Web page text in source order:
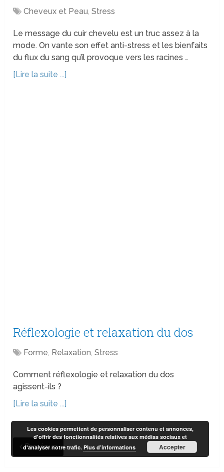
Cheveux et Peau,Stress
Le message du cuir chevelu est un truc assez à la
mode. On vante son effet anti-stress et les bienfaits
du flux du sang qu’il provoque vers les racines …
[Lire la suite ...]
Réflexologie et relaxation du dos
Forme, Relaxation,Stress
Comment réflexologie et relaxation du dos
agissent-ils ?
[Lire la suite ...]
Previous
Les cookies permettent de personnaliser contenu et annonces,
d'offrir des fonctionnalités relatives aux médias sociaux et
d'analyser notre trafic.Plus d’informations Accepter